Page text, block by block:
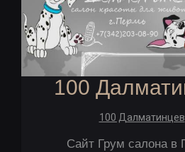
100
100 Далматинцев
Сайт Грум салона в